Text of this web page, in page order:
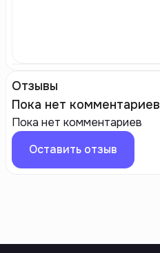
Отзывы
Пока нет комментариев
Пока нет комментариев
Оставить отзыв